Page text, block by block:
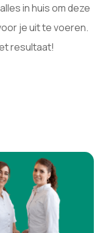
in huis om deze
je uit te voeren.
resultaat!